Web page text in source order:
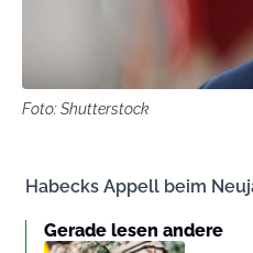
Foto: Shutterstock
Habecks Appell beim
Gerade lesen andere